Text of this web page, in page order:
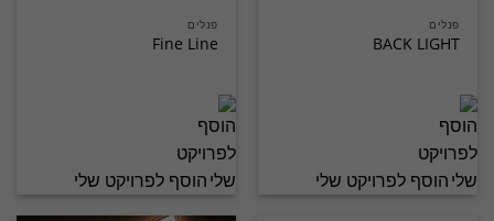
פנלים
BACK LIGHT
הוסף לפרויקט שלי
פנלים
Fine Line
הוסף לפרויקט שלי